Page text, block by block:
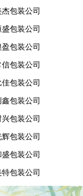
包装公司
包装公司
包装公司
包装公司
包装公司
包装公司
包装公司
包装公司
包装公司
包装公司